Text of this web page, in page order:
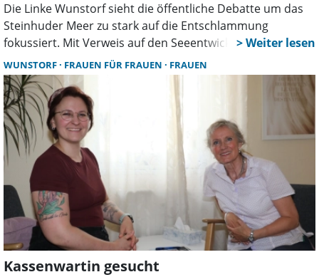
Die Linke Wunstorf sieht die öffentliche Debatte um das
Steinhuder Meer zu stark auf die Entschlammung
fokussiert. Mit Verweis auf den Seeentwicklungsplan
fordert die Partei, die Ursachen der Verschlammung
stärker zu bekämpfen und kommunale
Handlungsmöglichkeiten konsequent zu nutzen.
WUNSTORF FRAUEN FÜR FRAUEN FRAUEN
Kassenwartin gesucht